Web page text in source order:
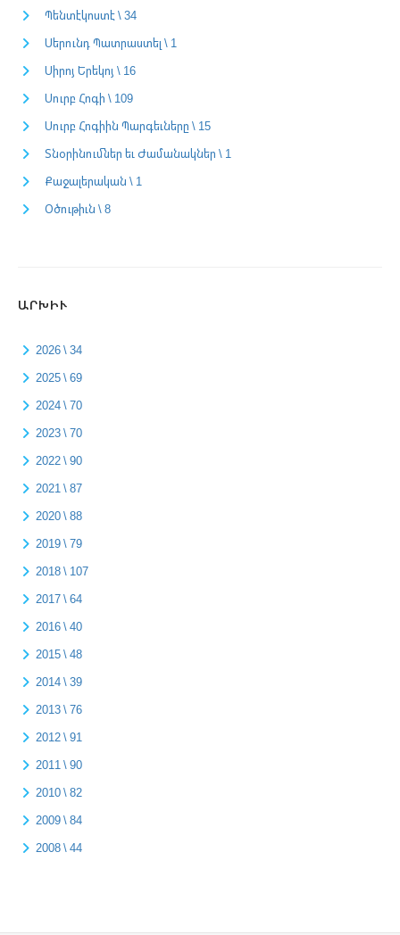
Պենտէկոստէ \ 34
Սերունդ Պատրաստել \ 1
Սիրոյ Երեկոյ \ 16
Սուրբ Հոգի \ 109
Սուրբ Հոգիին Պարգեւները \ 15
Տնօրինումներ եւ Ժամանակներ \ 1
Քաջալերական \ 1
Օծութիւն \ 8
ԱՐԽԻՒ
2026 \ 34
2025 \ 69
2024 \ 70
2023 \ 70
2022 \ 90
2021 \ 87
2020 \ 88
2019 \ 79
2018 \ 107
2017 \ 64
2016 \ 40
2015 \ 48
2014 \ 39
2013 \ 76
2012 \ 91
2011 \ 90
2010 \ 82
2009 \ 84
2008 \ 44